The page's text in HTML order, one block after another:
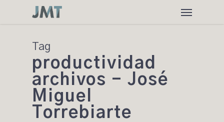
Tag
productividad
archivos - José
Miguel
Torrebiarte